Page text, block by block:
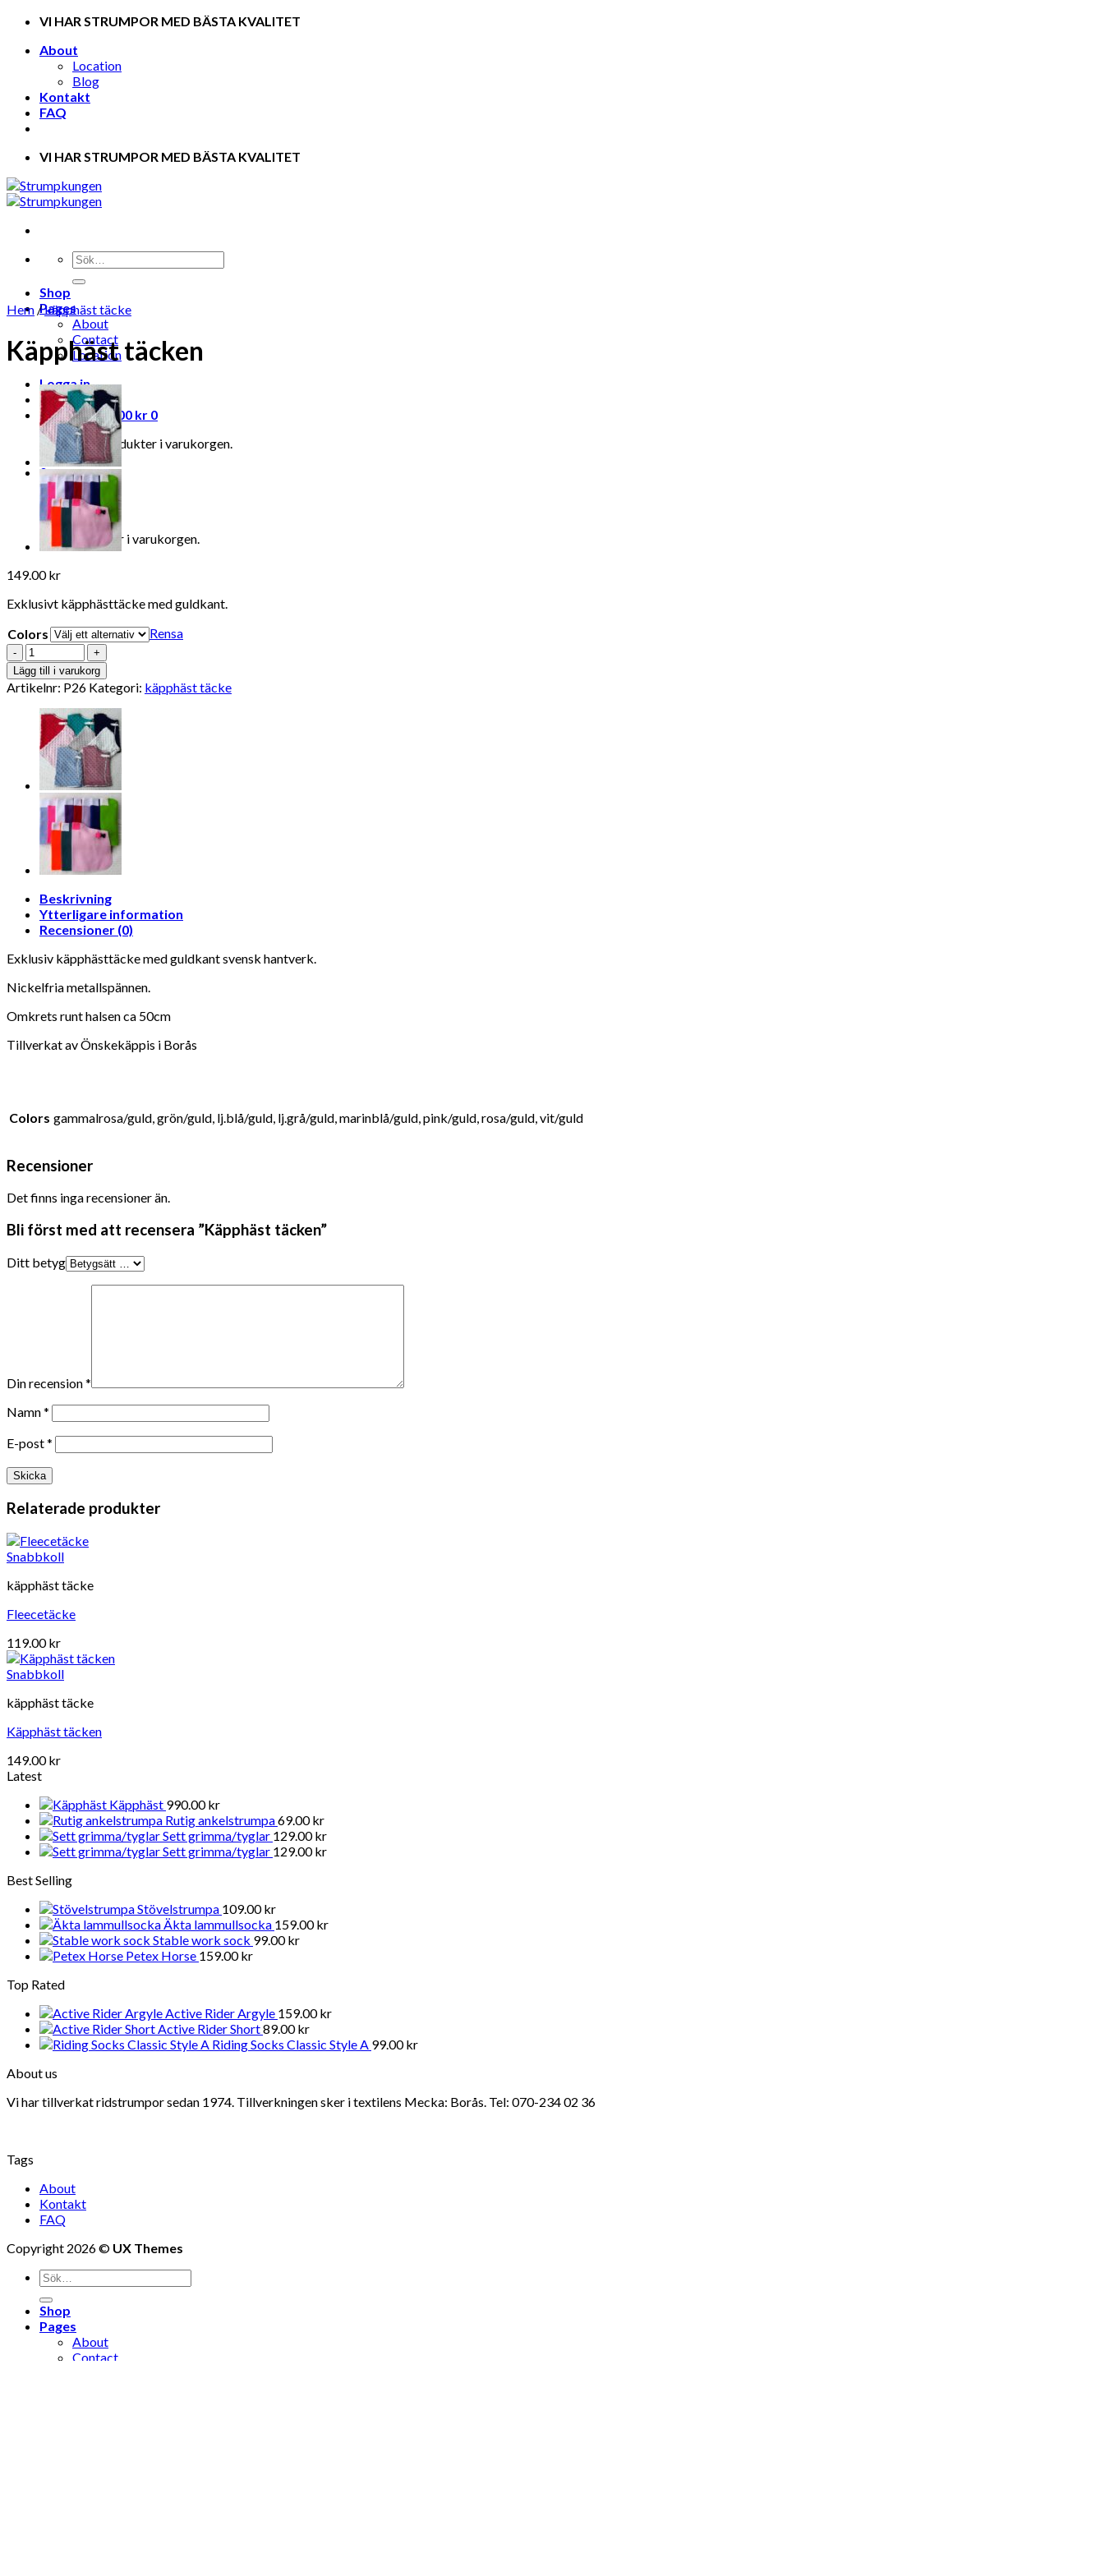
Skip
content
VI HAR STRUMPOR MED BÄSTA KVALITET
About
Location
Blog
Kontakt
FAQ
VI HAR STRUMPOR MED BÄSTA KVALITET
Shop
Pages
About
Contact
Location
Logga in
Varukorg / 0.00 kr 0
Inga produkter i varukorgen.
0
Varukorg
Inga produkter i varukorgen.
Hem /käpphäst täcke
Käpphäst täcken
149.00kr
Exklusivt käpphästtäcke med guldkant.
Colors
Rensa
Antal
Lägg till i varukorg
Artikelnr: P26 Kategori: käpphäst täcke
Beskrivning
Ytterligare information
Recensioner (0)
Exklusiv käpphästtäcke med guldkant svensk hantverk.
Nickelfria metallspännen.
Omkrets runt halsen ca 50cm
Tillverkat av Önskekäppis i Borås
Colors gammalrosa/guld, grön/guld, lj.blå/guld, lj.grå/guld, marinblå/guld, pink/guld, rosa/guld, vit/guld
Recensioner
Det finns inga recensioner än.
Bli först med att recensera ”Käpphäst täcken”
Ditt betyg
Din recension*
Namn*
E-post*
Relaterade produkter
Snabbkoll
käpphäst täcke
Fleecetäcke
119.00kr
Snabbkoll
käpphäst täcke
Käpphäst täcken
149.00kr
Latest
Käpphäst 990.00kr
Rutig ankelstrumpa69.00kr
Sett grimma/tyglar 129.00kr
Sett grimma/tyglar 129.00kr
Best Selling
Stövelstrumpa 109.00kr
Äkta lammullsocka 159.00kr
Stable work sock 99.00kr
Petex Horse 159.00kr
Top Rated
Active Rider Argyle 159.00kr
Active Rider Short89.00kr
Riding Socks Classic Style A 99.00kr
About us
Vi har tillverkat ridstrumpor sedan 1974. Tillverkningen sker i textilens Mecka: Borås. Tel: 070-234 02 36
Tags
About
Kontakt
FAQ
Copyright 2026 © UX Themes
Shop
Pages
About
Contact